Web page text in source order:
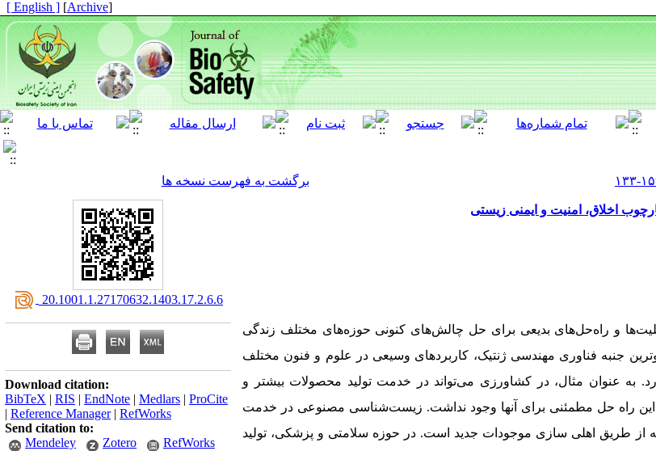
[
Archive
]
[ English ]
برگشت به فهرست نسخه ها
اخلاق، امنیت و ایمنی زیستی
و راه‌حل‌های بدیعی برای حل چالش‌های کنونی حوزه‌های مختلف زندگی
جنبه فناوری مهندسی ژنتیک، کاربردهای وسیعی در علوم و فنون مختلف
عنوان مثال، در کشاورزی می‌تواند در خدمت تولید محصولات بیشتر و
این راه حل مطمئنی برای آنها وجود نداشت. زیست‌شناسی مصنوعی در خدمت
از طریق اهلی سازی موجودات جدید است. در حوزه سلامتی و پزشکی، تولید
‎ 20.1001.1.27170632.1403.17.2.6.6
Download citation:
BibTeX | RIS | EndNote | Medlars | ProCite
| Reference Manager| RefWorks
Send citation to:
Mendeley
Zotero RefWorks